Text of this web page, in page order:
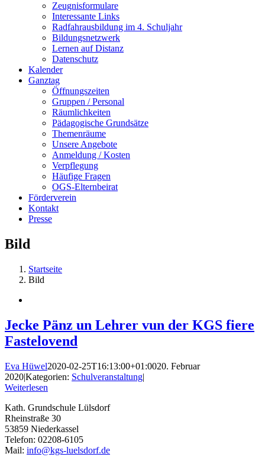
Zeugnisformulare
Interessante Links
Radfahrausbildung im 4. Schuljahr
Bildungsnetzwerk
Lernen auf Distanz
Datenschutz
Kalender
Ganztag
Öffnungszeiten
Gruppen / Personal
Räumlichkeiten
Pädagogische Grundsätze
Themenräume
Unsere Angebote
Anmeldung / Kosten
Verpflegung
Häufige Fragen
OGS-Elternbeirat
Förderverein
Kontakt
Presse
Bild
Startseite
Bild
Jecke Pänz un Lehrer vun der KGS fiere
Fastelovend
Eva Hüwel2020-02-25T16:13:00+01:0020. Februar
2020|Kategorien: Schulveranstaltung|
Weiterlesen
Kath. Grundschule Lülsdorf
Rheinstraße 30
53859 Niederkassel
Telefon: 02208-6105
Mail: info@kgs-luelsdorf.de